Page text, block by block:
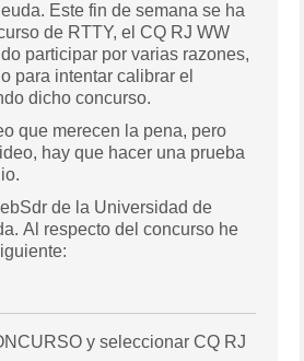
Este fin de semana se ha
de RTTY, el CQ RJ WW
participar por varias razones,
para intentar calibrar el
dicho concurso.
que merecen la pena, pero
hay que hacer una prueba
de la Universidad de
Al respecto del concurso he
y seleccionar CQ RJ